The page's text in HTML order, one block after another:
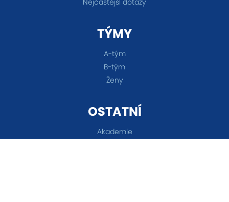
Nejčastější dotazy
TÝMY
A-tým
B-tým
Ženy
OSTATNÍ
Akademie